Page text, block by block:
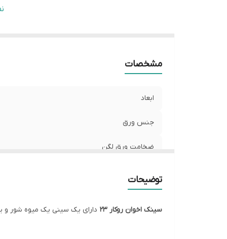
مشخصات
ابعاد
جنس ورق
ضخامت ورق لگن
توضیحات
سینک اخوان روکار 23 دارای یک سینی یک میوه شور و